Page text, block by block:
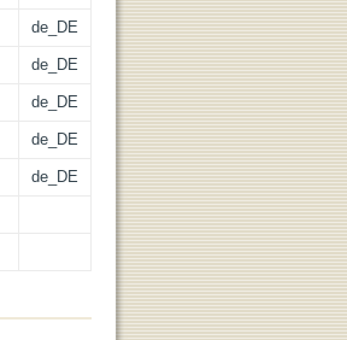
de_DE
de_DE
de_DE
de_DE
de_DE